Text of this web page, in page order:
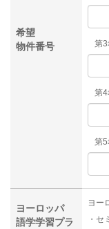
希望
物件番号
第3
第4
第5
ヨーロッパ
語学学習プラ
ヨー
・セ